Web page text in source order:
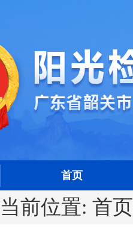
首页
当前位置: 首页